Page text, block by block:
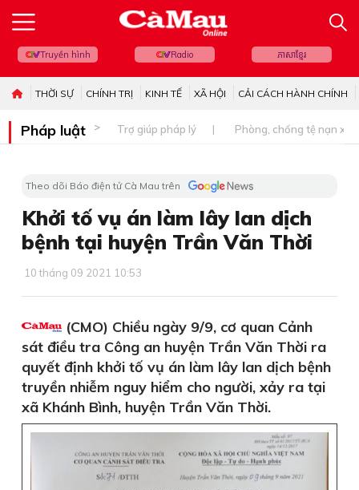
Truyền hình Radio ភាសាខ្មែរ
THỜI SỰ CHÍNH TRỊ KINH TẾ XÃ HỘI CẢI CÁCH HÀNH CHÍNH
Pháp luật Trợ giúp pháp lý Phòng, chống tệ nạn xã
Theo dõi Báo điện tử Cà Mau trên
Khởi tố vụ án làm lây lan dịch
bệnh tại huyện Trần Văn Thời
10 tháng 09 2021 10:53
(CMO) Chiều ngày 9/9, cơ quan Cảnh
sát điều tra Công an huyện Trần Văn Thời ra
quyết định khởi tố vụ án làm lây lan dịch bệnh
truyền nhiễm nguy hiểm cho người, xảy ra tại
xã Khánh Bình, huyện Trần Văn Thời.